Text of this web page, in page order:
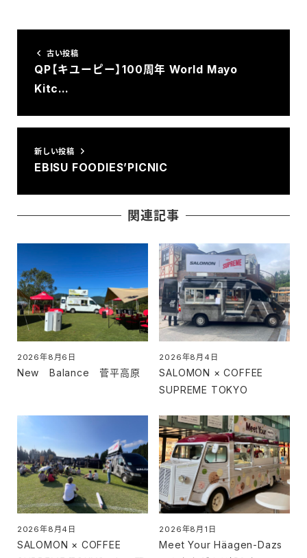
古い投稿
QP【キユーピー】100周年 World Mayo
Kitc…
新しい投稿
EBISU FOODIES’PICNIC
関連記事
New Balance 菅平高原
投稿日
2026年8月6日
SALOMON × COFFEE
SUPREME TOKYO
投稿日
2026年8月4日
SALOMON × COFFEE
投稿日
2026年8月4日
Meet Your Häagen-Dazs
投稿日
2026年8月1日